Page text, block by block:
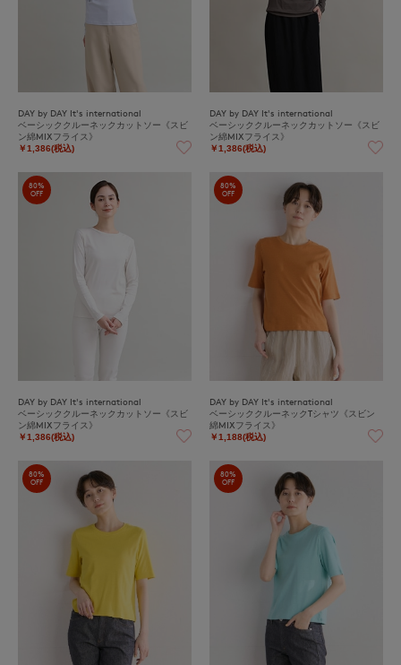
DAY by DAY It's international
ベーシッククルーネックカットソー《スビ
ン綿MIXフライス》
￥1,386(税込)
DAY by DAY It's international
ベーシッククルーネックカットソー《スビ
ン綿MIXフライス》
￥1,386(税込)
80%
OFF
DAY by DAY It's international
ベーシッククルーネックカットソー《スビ
ン綿MIXフライス》
￥1,386(税込)
80%
OFF
DAY by DAY It's international
ベーシッククルーネックTシャツ《スビン
綿MIXフライス》
￥1,188(税込)
80%
OFF
80%
OFF